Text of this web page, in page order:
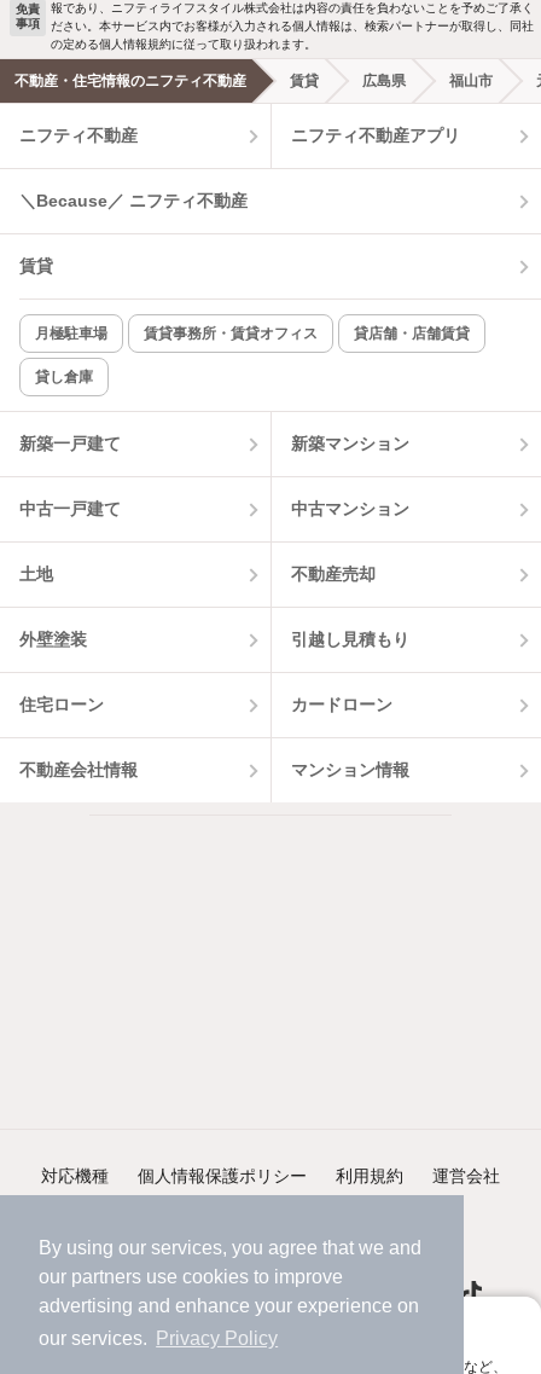
By using our services, you agree that we and
our partners use cookies to improve
advertising and enhance your experience on
our services.
Privacy Policy
アプリに切り替えて、サクサクお部屋探し
会員登録なしですぐ使える。マップ検索やお気に入り保存など、
洗濯機置場あり 独立洗面台
エアコンあり 都市ガス
温水洗浄便座 オートロック
コンロ2口以上
新着のみ インターネット無料
該当件数:
物件一覧に反映
新着メール通知を受け取る
免責
事項
報であり、ニフティライフスタイル株式会社は内容の責任を負わないことを予めご了承く
ださい。本サービス内でお客様が入力される個人情報は、検索パートナーが取得し、同社
の定める個人情報規約に従って取り扱われます。
不動産・住宅情報のニフティ不動産 賃貸 広島県 福山市
ニフティ不動産 ニフティ不動産アプリ
＼Because／ ニフティ不動産
賃貸
月極駐車場 賃貸事務所・賃貸オフィス 貸店舗・店舗賃貸
貸し倉庫
新築一戸建て 新築マンション
中古一戸建て 中古マンション
土地 不動産売却
外壁塗装 引越し見積もり
住宅ローン カードローン
不動産会社情報 マンション情報
対応機種 個人情報保護ポリシー 利用規約 運営会社